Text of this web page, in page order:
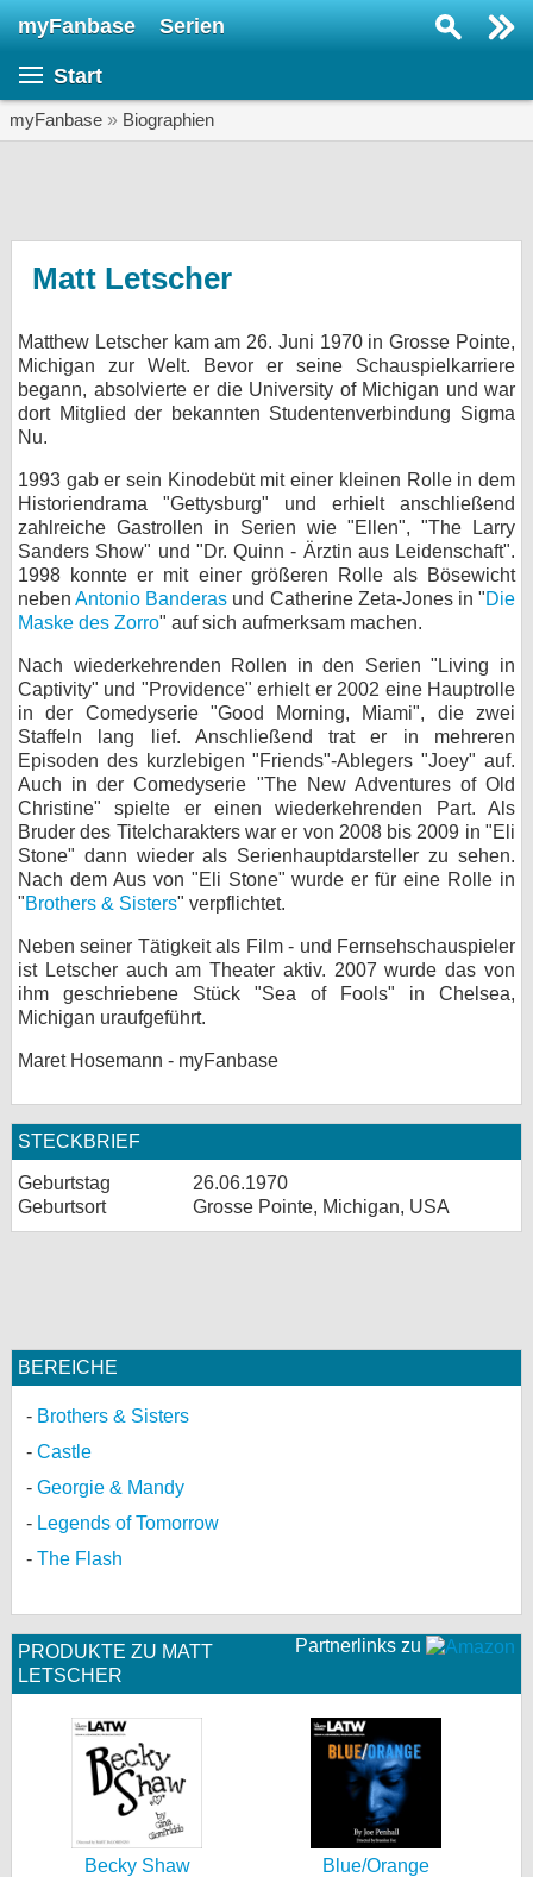
myFanbase Serien
Start
myFanbase » Biographien
Matt Letscher
Matthew Letscher kam am 26. Juni 1970 in Grosse Pointe,
Michigan zur Welt. Bevor er seine Schauspielkarriere
begann, absolvierte er die University of Michigan und war
dort Mitglied der bekannten Studentenverbindung Sigma
Nu.
1993 gab er sein Kinodebüt mit einer kleinen Rolle in dem
Historiendrama "Gettysburg" und erhielt anschließend
zahlreiche Gastrollen in Serien wie "Ellen", "The Larry
Sanders Show" und "Dr. Quinn - Ärztin aus Leidenschaft".
1998 konnte er mit einer größeren Rolle als Bösewicht
nebenAntonio Banderas und Catherine Zeta-Jones in "Die
Maske des Zorro" auf sich aufmerksam machen.
Nach wiederkehrenden Rollen in den Serien "Living in
Captivity" und "Providence" erhielt er 2002 eine Hauptrolle
in der Comedyserie "Good Morning, Miami", die zwei
Staffeln lang lief. Anschließend trat er in mehreren
Episoden des kurzlebigen "Friends"-Ablegers "Joey" auf.
Auch in der Comedyserie "The New Adventures of Old
Christine" spielte er einen wiederkehrenden Part. Als
Bruder des Titelcharakters war er von 2008 bis 2009 in "Eli
Stone" dann wieder als Serienhauptdarsteller zu sehen.
Nach dem Aus von "Eli Stone" wurde er für eine Rolle in
"Brothers & Sisters" verpflichtet.
Neben seiner Tätigkeit als Film - und Fernsehschauspieler
ist Letscher auch am Theater aktiv. 2007 wurde das von
ihm geschriebene Stück "Sea of Fools" in Chelsea,
Michigan uraufgeführt.
Maret Hosemann - myFanbase
STECKBRIEF
Geburtstag
26.06.1970
Geburtsort
Grosse Pointe, Michigan, USA
BEREICHE
Brothers & Sisters
Castle
Georgie & Mandy
Legends of Tomorrow
The Flash
Partnerlinks zu
PRODUKTE ZU MATT
LETSCHER
Becky Shaw Blue/Orange
KULTUR
Specials
SERVICE
Forum
bei X
bei Facebook
Kontakt
Nutzungsbedingungen
Datenschutz
Cookie-Einstellungen
Impressum
Desktop-Ansicht
myFanbase